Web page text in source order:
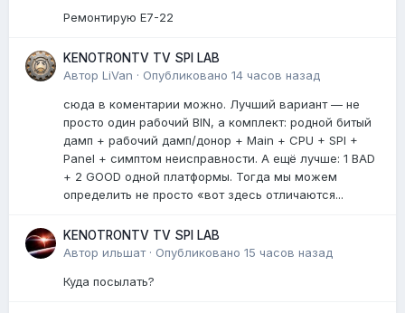
Ремонтирую E7-22
KENOTRONTV TV SPI LAB
Автор LiVan · Опубликовано 14 часов назад
сюда в коментарии можно. Лучший вариант — не
просто один рабочий BIN, а комплект: родной битый
дамп + рабочий дамп/донор + Main + CPU + SPI +
Panel + симптом неисправности. А ещё лучше: 1 BAD
+ 2 GOOD одной платформы. Тогда мы можем
определить не просто «вот здесь отличаются...
KENOTRONTV TV SPI LAB
Автор ильшат· Опубликовано 15 часов назад
Куда посылать?